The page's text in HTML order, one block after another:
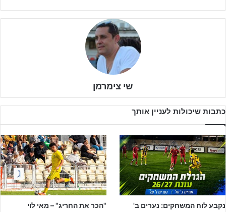
לפניכם סרטון מקוצר שנותן השראה: ההישגים שלכם כרגע, עוד
יכולים להשתדרג כמו שלא חשבתם.
המאמן המנטלי אוהד ובק וקשרה של הפועל חיפה בשיחה על הכל
אני מחכה לכם באינסטגרם ובטיק-טוק. יש שם תוכן וכלים שבאמת אסור
שי צימרמן
כתבות שיכולות לעניין אותך
נקבע לוח המשחקים: נערים ב'
"הכר את החריג" – מאי לוי